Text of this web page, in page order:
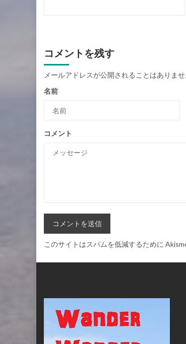
コメントを残す
メールアドレスが公開されることはありませ
名前
コメント
このサイトはスパムを低減するために